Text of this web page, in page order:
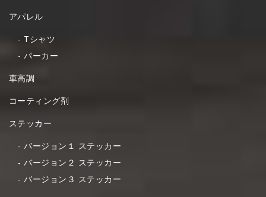
アパレル
Tシャツ
パーカー
車高調
コーティング剤
ステッカー
バージョン１ ステッカー
バージョン２ ステッカー
バージョン３ ステッカー